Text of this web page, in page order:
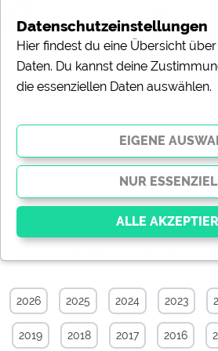
2014
Alle
Sonstiges Specials
2026 2025 2024 2023
2019 2018 2017 2016
Datenschutzeinstellungen
Hier findest du eine Übersicht
Daten. Du kannst deine
die essenziellen Daten auswählen.
Essenzielle Cookies ermöglichen
Funktionen und sind für die einwandfreie
Website dringend erforderlich. Ohne diese
werden Teile der Websitenicht funktionieren.